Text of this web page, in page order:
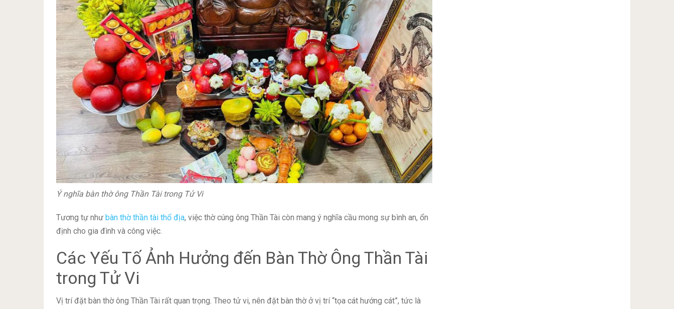
Ý nghĩa bàn thờ ông Thần Tài trong Tử Vi
Tương tự như bàn thờ thần tài thổ địa, việc thờ cúng ông Thần Tài còn mang ý nghĩa cầu mong sự bình an, ổn
định cho gia đình và công việc.
Các Yếu Tố Ảnh Hưởng đến Bàn Thờ Ông Thần Tài
trong Tử Vi
Vị trí đặt bàn thờ ông Thần Tài rất quan trọng. Theo tử vi, nên đặt bàn thờ ở vị trí “tọa cát hướng cát”, tức là